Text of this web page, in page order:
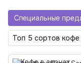
Специальные
Топ 5 сортов кофе